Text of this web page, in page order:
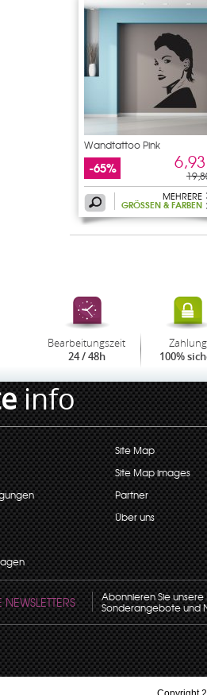
Wandtattoo Pink
-65%
MEHRERE
GRÖSSEN & FARBEN
Bearbeitungszeit
24 / 48h
Zahlung
100%
info
Site Map
Site Map images
Partner
Über uns
NEWSLETTERS Abonnieren Sie
Sonderangebote und